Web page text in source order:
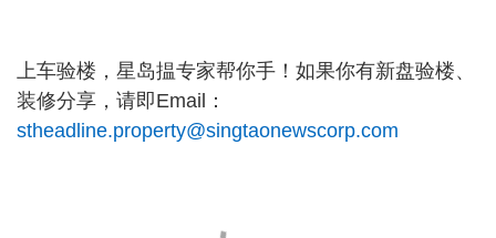
上车验楼，星岛揾专家帮你手！如果你有新盘验楼、
装修分享，请即Email：
stheadline.property@singtaonewscorp.com